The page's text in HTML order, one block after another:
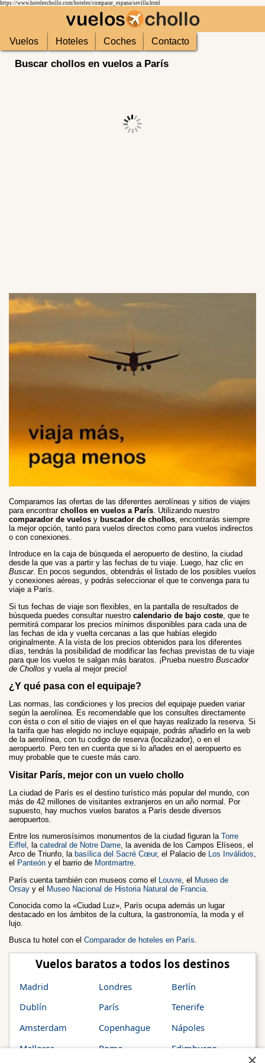
https://www.hoteleschollo.com/hoteles/comparar_espana/sevilla.html
Vuelos Hoteles Coches Contacto
Buscar chollos en vuelos a París
Comparamos las ofertas de las diferentes aerolíneas y sitios de viajes
para encontrar chollos en vuelos a París. Utilizando nuestro
comparador de vuelos y buscador de chollos, encontrarás siempre
la mejor opción, tanto para vuelos directos como para vuelos indirectos
o con conexiones.
Introduce en la caja de búsqueda el aeropuerto de destino, la ciudad
desde la que vas a partir y las fechas de tu viaje. Luego, haz clic en
Buscar. En pocos segundos, obtendrás el listado de los posibles vuelos
y conexiones aéreas, y podrás seleccionar el que te convenga para tu
viaje a París.
Si tus fechas de viaje son flexibles, en la pantalla de resultados de
búsqueda puedes consultar nuestro calendario de bajo coste , que te
permitirá comparar los precios mínimos disponibles para cada una de
las fechas de ida y vuelta cercanas a las que habías elegido
originalmente. A la vista de los precios obtenidos para los diferentes
días, tendrás la posibilidad de modificar las fechas previstas de tu viaje
para que los vuelos te salgan más baratos. ¡Prueba nuestro Buscador
de Chollos y vuela al mejor precio!
¿Y qué pasa con el equipaje?
Las normas, las condiciones y los precios del equipaje pueden variar
según la aerolínea. Es recomendable que los consultes directamente
con ésta o con el sitio de viajes en el que hayas realizado la reserva. Si
la tarifa que has elegido no incluye equipaje, podrás añadirlo en la web
de la aerolínea, con tu codigo de reserva (localizador), o en el
aeropuerto. Pero ten en cuenta que si lo añades en el aeropuerto es
muy probable que te cueste más caro.
Visitar París, mejor con un vuelo chollo
La ciudad de París es el destino turístico más popular del mundo, con
más de 42 millones de visitantes extranjeros en un año normal. Por
supuesto, hay muchos vuelos baratos a París desde diversos
aeropuertos.
Entre los numerosísimos monumentos de la ciudad figuran la Torre
Eiffel , la catedral de Notre Dame, la avenida de los Campos Elíseos, el
Arco de Triunfo, la basílica del Sacré Cœur, el Palacio de Los Inválidos,
el Panteón y el barrio de Montmartre.
París cuenta también con museos como el Louvre , el Museo de
Orsay y el Museo Nacional de Historia Natural de Francia
Conocida como la «Ciudad Luz», París ocupa además un lugar
destacado en los ámbitos de la cultura, la gastronomía, la moda y el
lujo.
Busca tu hotel con el Comparador de hoteles en París.
Vuelos baratos a todos los destinos
Madrid
Dublín
Amsterdam
Mallorca
Londres
París
Copenhague
Roma
Berlín
Tenerife
Nápoles
Edimburgo